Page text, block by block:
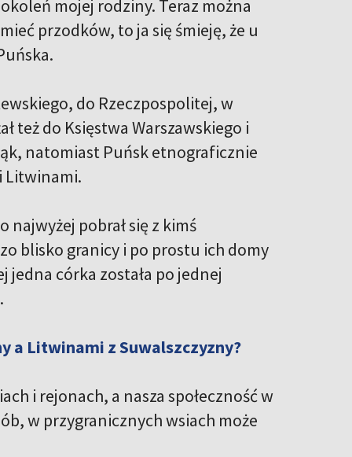
mojej rodziny. Teraz można
przodków, to ja się śmieję, że u
do Rzeczpospolitej, w
też do Księstwa Warszawskiego i
natomiast Puńsk etnograficznie
Litwinami.
najwyżej pobrał się z kimś
blisko granicy i po prostu ich domy
jedna córka została po jednej
a Litwinami z Suwalszczyzny?
i rejonach, a nasza społeczność w
w przygranicznych wsiach może